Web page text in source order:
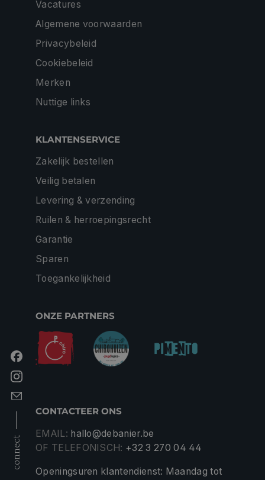
connect
Vacatures
Algemene voorwaarden
Privacybeleid
Cookiebeleid
Merken
Nuttige links
KLANTENSERVICE
Zakelijk bestellen
Veilig betalen
Levering & verzending
Ruilen & herroepingsrecht
Garantie
Sparen
Toegankelijkheid
ONZE PARTNERS
CONTACTEER ONS
EMAIL: hallo@debanier.be
OF TELEFONISCH: +32 3 270 04 44
Openingsuren klantendienst: Maandag tot